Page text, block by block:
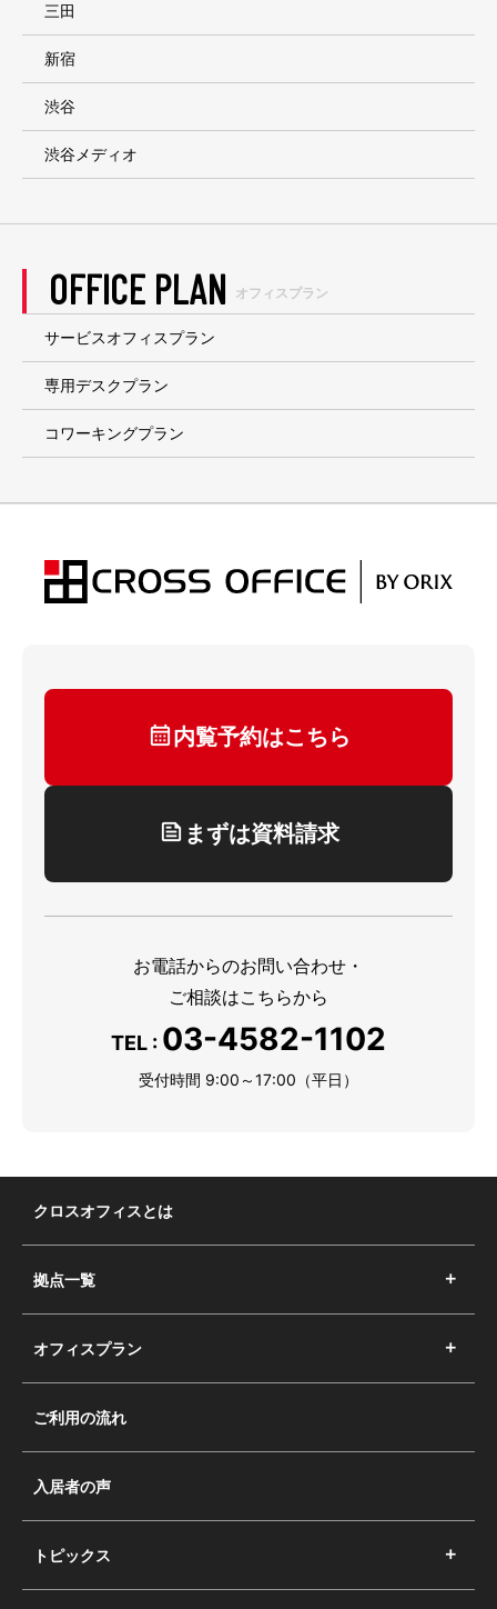
三田
新宿
渋谷
渋谷メディオ
OFFICE PLAN オフィスプラン
サービスオフィスプラン
専用デスクプラン
コワーキングプラン
内覧予約はこちら
まずは資料請求
お電話からのお問い合わせ・
ご相談はこちらから
TEL : 03-4582-1102
受付時間 9:00～17:00（平日）
クロスオフィスとは
拠点一覧
オフィスプラン
ご利用の流れ
入居者の声
トピックス